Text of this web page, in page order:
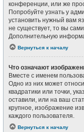
конференции, или же
Попробуйте узнать у
установить нужный вам
не существует, то вы
Дополнительную
Вернуться к началу
Что означают
Вместе с именем
Одно из них может
квадратики или точки,
оставили, или на ваш
крупное, изображение
каждого пользователя.
Вернуться к началу